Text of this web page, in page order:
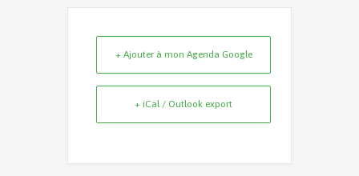
+ Ajouter à mon Agenda Google
+ iCal / Outlook export